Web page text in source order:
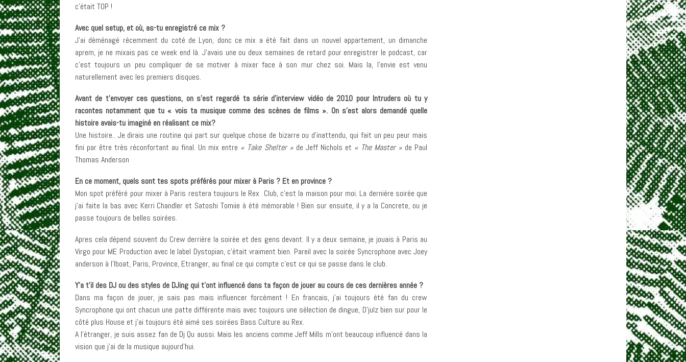
c’était TOP !
Avec quel setup, et où, as-tu enregistré ce mix ?
J’ai déménagé récemment du coté de Lyon, donc ce mix a été fait dans un nouvel appartement, un dimanche
aprem, je ne mixais pas ce week end là. J’avais une ou deux semaines de retard pour enregistrer le podcast, car
c’est toujours un peu compliquer de se motiver à mixer face à son mur chez soi. Mais la, l’envie est venu
naturellement avec les premiers disques.
Avant de t’envoyer ces questions, on s’est regardé ta série d’interview vidéo de 2010 pour Intruders où tu y
racontes notamment que tu « vois ta musique comme des scènes de films ». On s’est alors demandé quelle
histoire avais-tu imaginé en réalisant ce mix?
Une histoire.. Je dirais une routine qui part sur quelque chose de bizarre ou d’inattendu, qui fait un peu peur mais
fini par être très réconfortant au final. Un mix entre « Take Shelter »de Jeff Nichols et « The Master » de Paul
Thomas Anderson
En ce moment, quels sont tes spots préférés pour mixer à Paris ? Et en province ?
Mon spot préféré pour mixer à Paris restera toujours le Rex Club, c’est la maison pour moi. La dernière soirée que
j’ai faite la bas avec Kerri Chandler et Satoshi Tomiie à été mémorable ! Bien sur ensuite, il y a la Concrete, ou je
passe toujours de belles soirées.
Apres cela dépend souvent du Crew derrière la soirée et des gens devant. Il y a deux semaine, je jouais à Paris au
Virgo pour ME Production avec le label Dystopian, c’était vraiment bien. Pareil avec la soirée Syncrophone avec Joey
anderson à l’Iboat, Paris, Province, Etranger, au final ce qui compte c’est ce qui se passe dans le club.
Y’a t’il des DJ ou des styles de DJing qui t’ont influencé dans ta façon de jouer au cours de ces dernières année ?
Dans ma façon de jouer, je sais pas mais influencer forcément ! En francais, j’ai toujours été fan du crew
Syncrophone qui ont chacun une patte différente mais avec toujours une sélection de dingue, D’julz bien sur pour le
côté plus House et j’ai toujours été aimé ses soirées Bass Culture au Rex.
A l’étranger, je suis assez fan de Dj Qu aussi. Mais les anciens comme Jeff Mills m’ont beaucoup influencé dans la
vision que j’ai de la musique aujourd’hui.